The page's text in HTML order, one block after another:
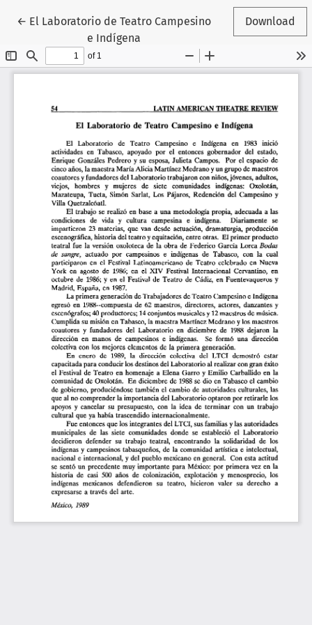
← Return to Article Details
El Laboratorio de Teatro Campesino
e Indígena
Download